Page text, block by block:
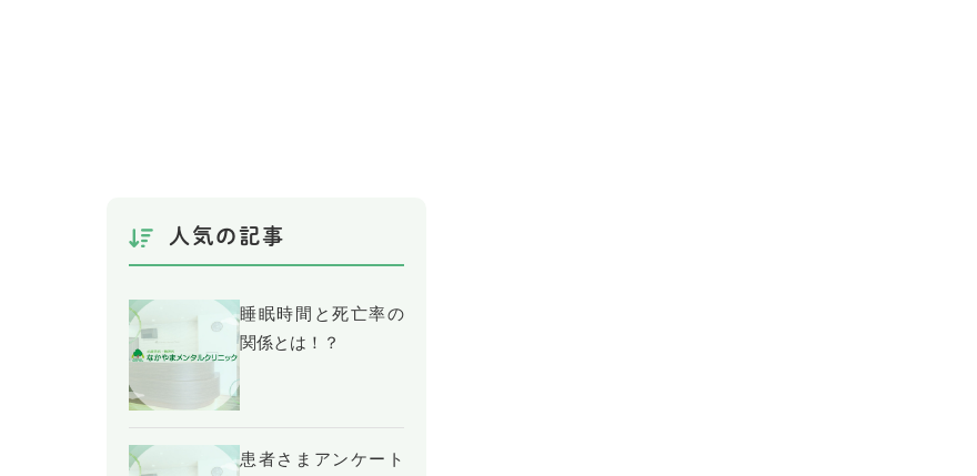
人気の記事
睡眠時間と死亡率の
関係とは！？
患者さまアンケート